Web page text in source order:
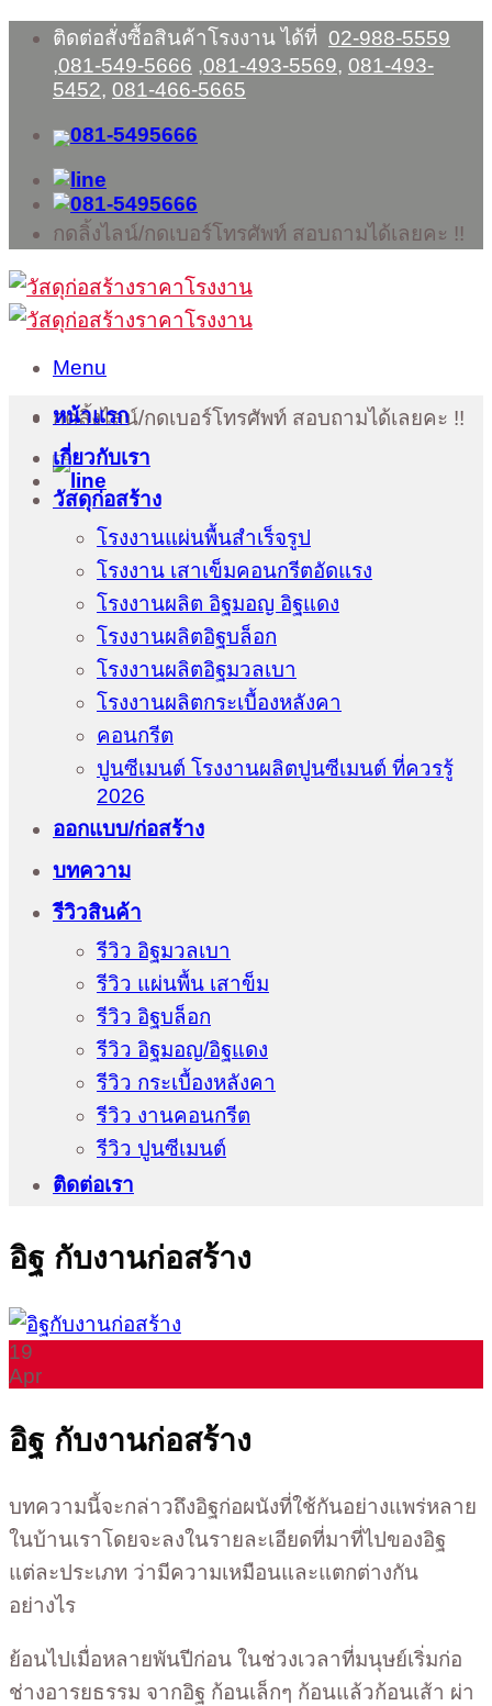
Skip
content
ติดต่อสั่งซื้อสินค้าโรงงาน ได้ที่ 02-988-5559
,081-549-5666 ,081-493-5569, 081-493-
5452, 081-466-5665
กดลิ้งไลน์/กดเบอร์โทรศัพท์ สอบถามได้เลยคะ !!
Menu
กดลิ้งไลน์/กดเบอร์โทรศัพท์ สอบถามได้เลยคะ !!
หน้าแรก
เกี่ยวกับเรา
วัสดุก่อสร้าง
โรงงานแผ่นพื้นสำเร็จรูป
โรงงาน เสาเข็มคอนกรีตอัดแรง
โรงงานผลิต อิฐมอญ อิฐแดง
โรงงานผลิตอิฐบล็อก
โรงงานผลิตอิฐมวลเบา
โรงงานผลิตกระเบื้องหลังคา
คอนกรีต
ปูนซีเมนต์ โรงงานผลิตปูนซีเมนต์ ที่ควรรู้
2026
ออกแบบ/ก่อสร้าง
บทความ
รีวิวสินค้า
รีวิว อิฐมวลเบา
รีวิว แผ่นพื้น เสาข็ม
รีวิว อิฐบล็อก
รีวิว อิฐมอญ/อิฐแดง
รีวิว กระเบื้องหลังคา
รีวิว งานคอนกรีต
รีวิว ปูนซีเมนต์
ติดต่อเรา
อิฐ กับงานก่อสร้าง
19
Apr
อิฐ กับงานก่อสร้าง
บทความนี้จะกล่าวถึงอิฐก่อผนังที่ใช้กันอย่างแพร่หลาย
ในบ้านเราโดยจะลงในรายละเอียดที่มาที่ไปของอิฐ
แต่ละประเภท ว่ามีความเหมือนและแตกต่างกัน
อย่างไร
ย้อนไปเมื่อหลายพันปีก่อน ในช่วงเวลาที่มนุษย์เริ่มก่อ
ช่างอารยธรรม จากอิฐ ก้อนเล็กๆ ก้อนแล้วก้อนเส้า ผ่า